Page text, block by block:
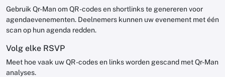
Gebruik Qr-Man om QR -codes en shortlinks te genereren voor
agendaevenementen. Deelnemers kunnen uw evenement met één
scan op hun agenda redden.
Volg elke RSVP
Meet hoe vaak uw QR -codes en links worden gescand met Qr-Man
analyses.